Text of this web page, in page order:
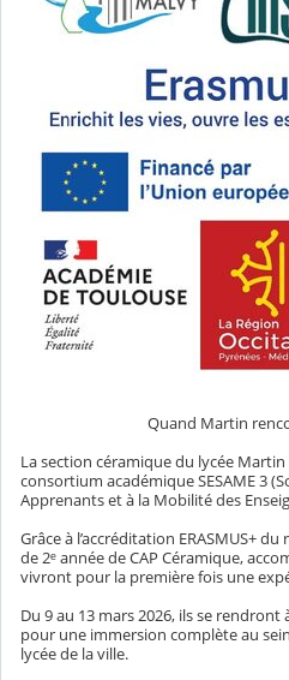
Quand Martin
La section céramique du lycée
consortium académique SESAME 3
Apprenants et à la Mobilité des
Grâce à l’accréditation ERASMUS+
de 2ᵉ année de CAP Céramique,
vivront pour la première fois une
Du 9 au 13 mars 2026, ils se rendront
pour une immersion complète au
lycée de la ville.